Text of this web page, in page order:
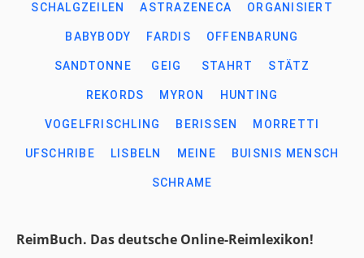
SCHALGZEILEN ASTRAZENECA ORGANISIERT
BABYBODY FARDIS OFFENBARUNG
SANDTONNE GEIG STAHRT STÄTZ
REKORDS MYRON HUNTING
VOGELFRISCHLING BERISSEN MORRETTI
UFSCHRIBE LISBELN MEINE BUISNIS MENSCH
SCHRAME
ReimBuch. Das deutsche Online-Reimlexikon!